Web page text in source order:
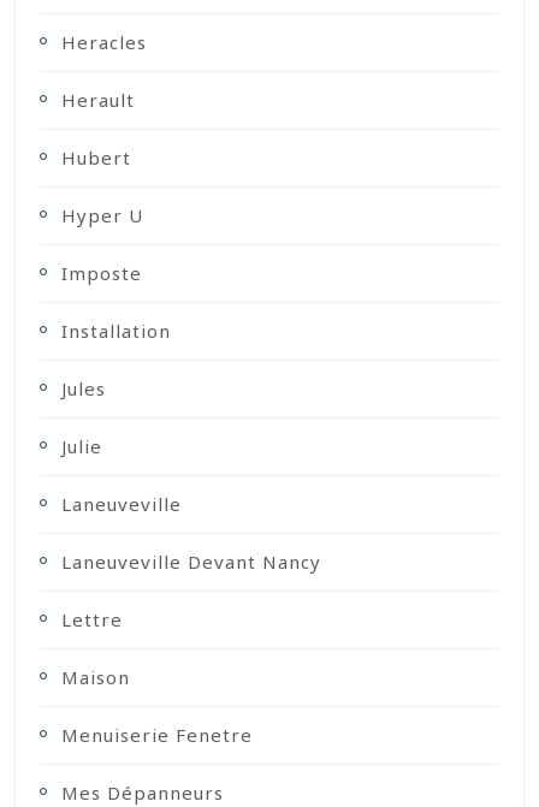
Heracles
Herault
Hubert
Hyper U
Imposte
Installation
Jules
Julie
Laneuveville
Laneuveville Devant Nancy
Lettre
Maison
Menuiserie Fenetre
Mes Dépanneurs